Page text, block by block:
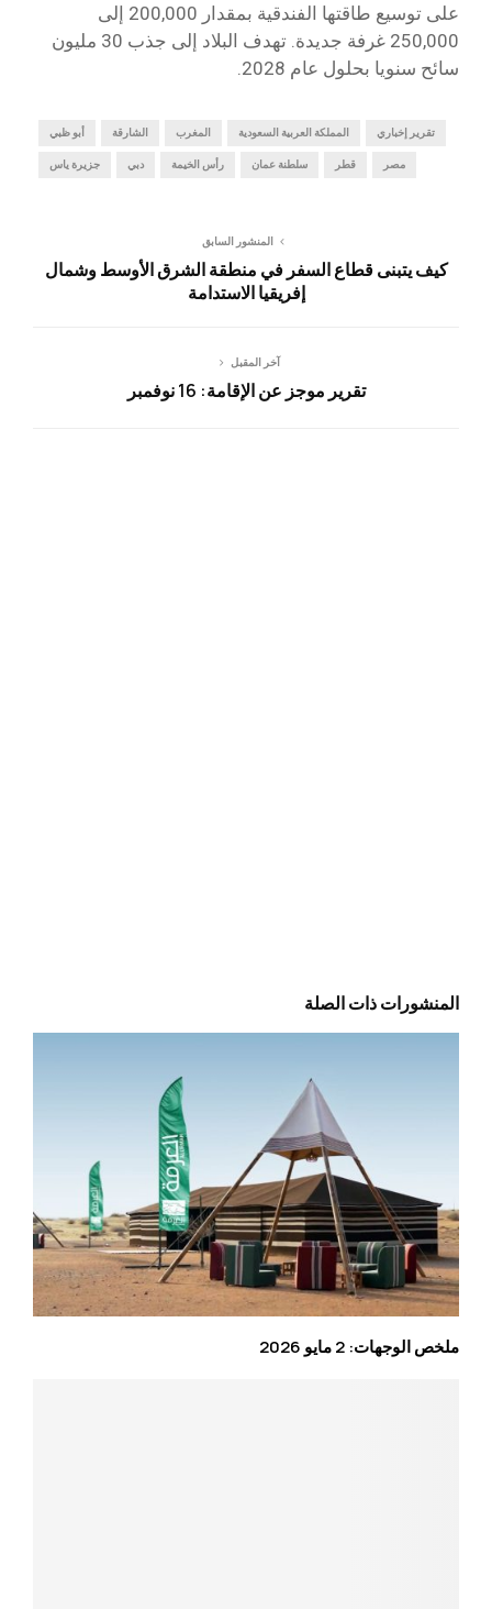
على توسيع طاقتها الفندقية بمقدار 200,000 إلى
250,000 غرفة جديدة. تهدف البلاد إلى جذب 30 مليون
سائح سنويا بحلول عام 2028.
أبو ظبي الشارقة المغرب المملكة العربية السعودية تقرير إخباري
جزيرة ياس دبي رأس الخيمة سلطنة عمان قطر مصر
المنشور السابق
كيف يتبنى قطاع السفر في منطقة الشرق الأوسط وشمال
إفريقيا الاستدامة
آخر المقبل
تقرير موجز عن الإقامة: 16 نوفمبر
المنشورات ذات الصلة
ملخص الوجهات: 2 مايو 2026